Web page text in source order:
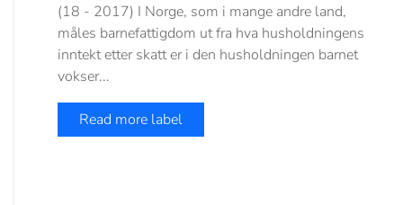
(18 - 2017) I Norge, som i mange andre land,
måles barnefattigdom ut fra hva husholdningens
inntekt etter skatt er i den husholdningen barnet
vokser...
Read more label